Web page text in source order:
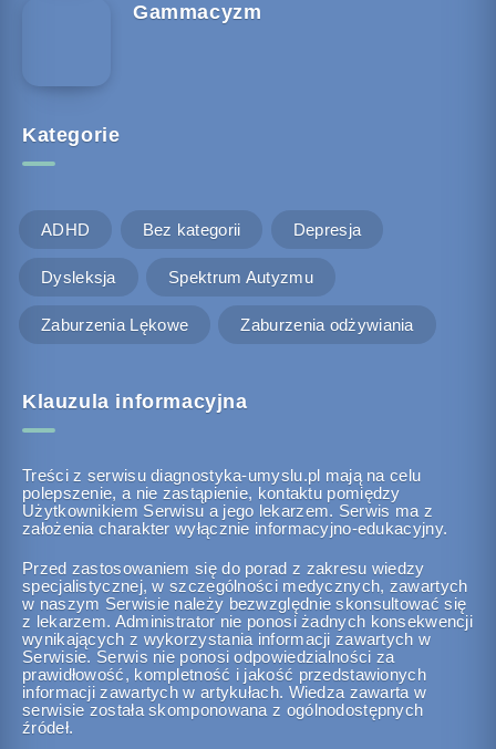
Gammacyzm
Kategorie
ADHD Bez kategorii Depresja
Dysleksja Spektrum Autyzmu
Zaburzenia Lękowe Zaburzenia odżywiania
Klauzula informacyjna
Treści z serwisu diagnostyka-umyslu.pl mają na celu
polepszenie, a nie zastąpienie, kontaktu pomiędzy
Użytkownikiem Serwisu a jego lekarzem. Serwis ma z
założenia charakter wyłącznie informacyjno-edukacyjny.
Przed zastosowaniem się do porad z zakresu wiedzy
specjalistycznej, w szczególności medycznych, zawartych
w naszym Serwisie należy bezwzględnie skonsultować się
z lekarzem. Administrator nie ponosi żadnych konsekwencji
wynikających z wykorzystania informacji zawartych w
Serwisie. Serwis nie ponosi odpowiedzialności za
prawidłowość, kompletność i jakość przedstawionych
informacji zawartych w artykułach. Wiedza zawarta w
serwisie została skomponowana z ogólnodostępnych
źródeł.